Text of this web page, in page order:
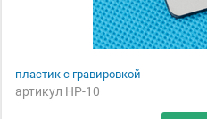
пластик с гравировкой
артикул НР-10